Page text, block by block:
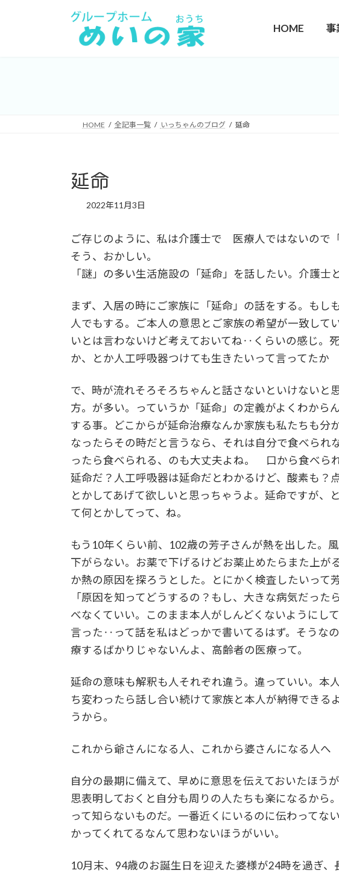
HOME 事
HOME 全記事一覧 いっちゃんのブログ 延命
延命
2022年11月3日
ご存じのように、私は介護士で 医療人ではないので
そう、おかしい。
「謎」の多い生活施設の「延命」を話したい。介護士
まず、入居の時にご家族に「延命」の話をする。もし
人でもする。ご本人の意思とご家族の希望が一致して
いとは言わないけど考えておいてね‥くらいの感じ。
か、とか人工呼吸器つけても生きたいって言ってたか
で、時が流れそろそろちゃんと話さないといけないと
方。が多い。っていうか「延命」の定義がよくわから
する事。どこからが延命治療なんか家族も私たちも分
なったらその時だと言うなら、それは自分で食べられ
ったら食べられる、のも大丈夫よね。 口から食べら
延命だ？人工呼吸器は延命だとわかるけど、酸素も？
とかしてあげて欲しいと思っちゃうよ。延命ですが、
て何とかしてって、ね。
もう10年くらい前、102歳の芳子さんが熱を出した。
下がらない。お薬で下げるけどお薬止めたらまた上が
か熱の原因を探ろうとした。とにかく検査したいって
「原因を知ってどうするの？もし、大きな病気だっ
べなくていい。このまま本人がしんどくないようにし
言った‥って話を私はどっかで書いてるはず。そうな
療するばかりじゃないんよ、高齢者の医療って。
延命の意味も解釈も人それぞれ違う。違っていい。本
ち変わったら話し合い続けて家族と本人が納得できる
うから。
これから爺さんになる人、これから婆さんになる人へ
自分の最期に備えて、早めに意思を伝えておいたほう
思表明しておくと自分も周りの人たちも楽になるから
って知らないものだ。一番近くにいるのに伝わってな
かってくれてるなんて思わないほうがいい。
10月末、94歳のお誕生日を迎えた婆様が24時を過ぎ